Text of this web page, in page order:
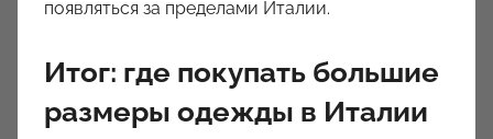
появляться за пределами Италии.
Итог: где покупать большие
размеры одежды в Италии